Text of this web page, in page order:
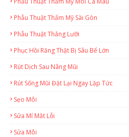
Phẫu Thuật Thẩm Mỹ Sài Gòn
Phẫu Thuật Thắng Lưỡi
Phục Hồi Răng Thật Bị Sâu Bể Lớn
Rút Dịch Sau Nâng Mũi
Rút Sống Mũi Đặt Lại Ngay Lặp Tức
Sẹo Môi
Sửa Mí Mắt Lỗi
Sửa Môi